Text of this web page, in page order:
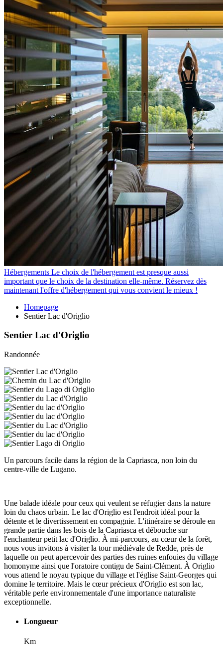
Hébergements Le choix de l'hébergement est presque aussi
important que le choix de la destination elle-même. Réservez dès
maintenant l'offre d'hébergement qui vous convient le mieux !
Homepage
Sentier Lac d'Origlio
Sentier Lac d'Origlio
Randonnée
Un parcours facile dans la région de la Capriasca, non loin du
centre-ville de Lugano.
Une balade idéale pour ceux qui veulent se réfugier dans la nature
loin du chaos urbain. Le lac d'Origlio est l'endroit idéal pour la
détente et le divertissement en compagnie. L'itinéraire se déroule en
grande partie dans les bois de la Capriasca et débouche sur
l'enchanteur petit lac d'Origlio. À mi-parcours, au cœur de la forêt,
nous vous invitons à visiter la tour médiévale de Redde, près de
laquelle on peut apercevoir des parties des ruines enfouies du village
homonyme ainsi que l'oratoire contigu de Saint-Clément. À Origlio
vous attend le noyau typique du village et l'église Saint-Georges qui
domine le territoire. Mais le cœur précieux d'Origlio est son lac,
véritable perle environnementale d'une importance naturaliste
exceptionnelle.
Longueur
Km